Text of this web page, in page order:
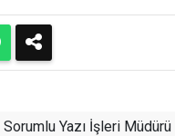
Sorumlu Yazı İşleri Müdürü